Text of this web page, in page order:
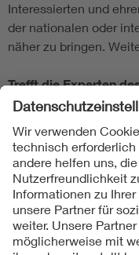
Interessierten und
der nationalen oder
näher zu bringen.
Trefft die Experten
Folgen Sie uns